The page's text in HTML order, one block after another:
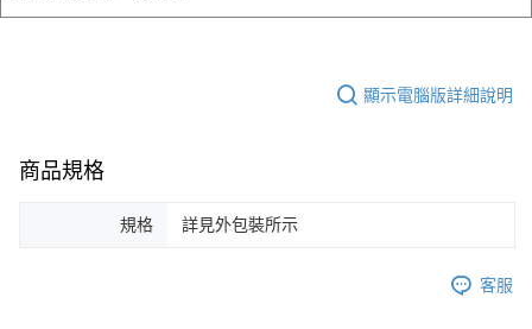
顯示電腦版詳細說明
商品規格
規格 詳見外包裝所示
客服